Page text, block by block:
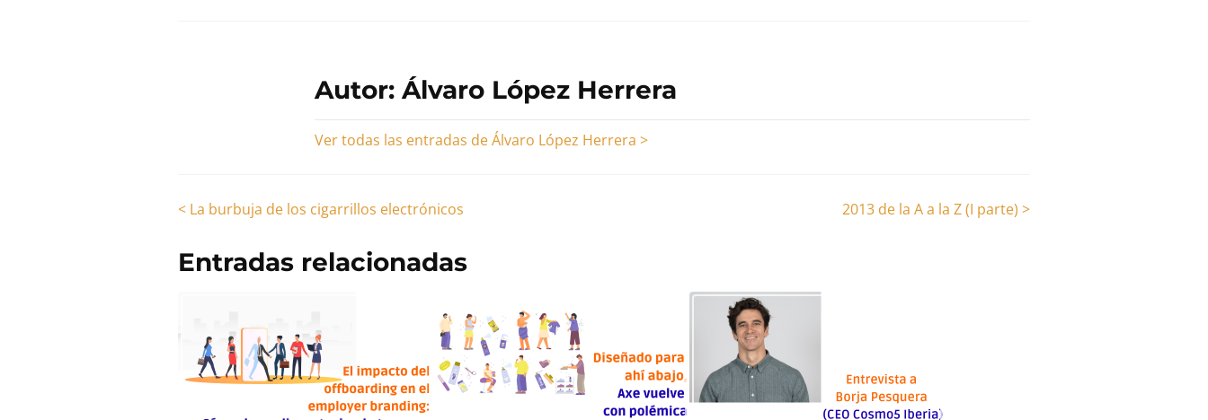
Autor: Álvaro López Herrera
Ver todas las entradas de Álvaro López Herrera >
Navegación
de
< La burbuja de los cigarrillos electrónicos 2013 de la A a la Z (I parte) >
Entradas relacionadas